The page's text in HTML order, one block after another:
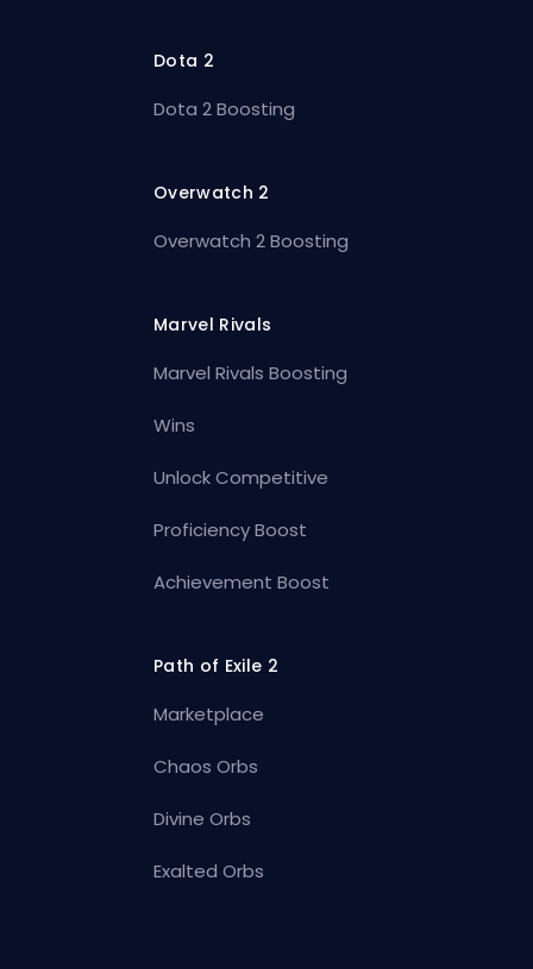
Dota 2
Dota 2 Boosting
Overwatch 2
Overwatch 2 Boosting
Marvel Rivals
Marvel Rivals Boosting
Wins
Unlock Competitive
Proficiency Boost
Achievement Boost
Path of Exile 2
Marketplace
Chaos Orbs
Divine Orbs
Exalted Orbs